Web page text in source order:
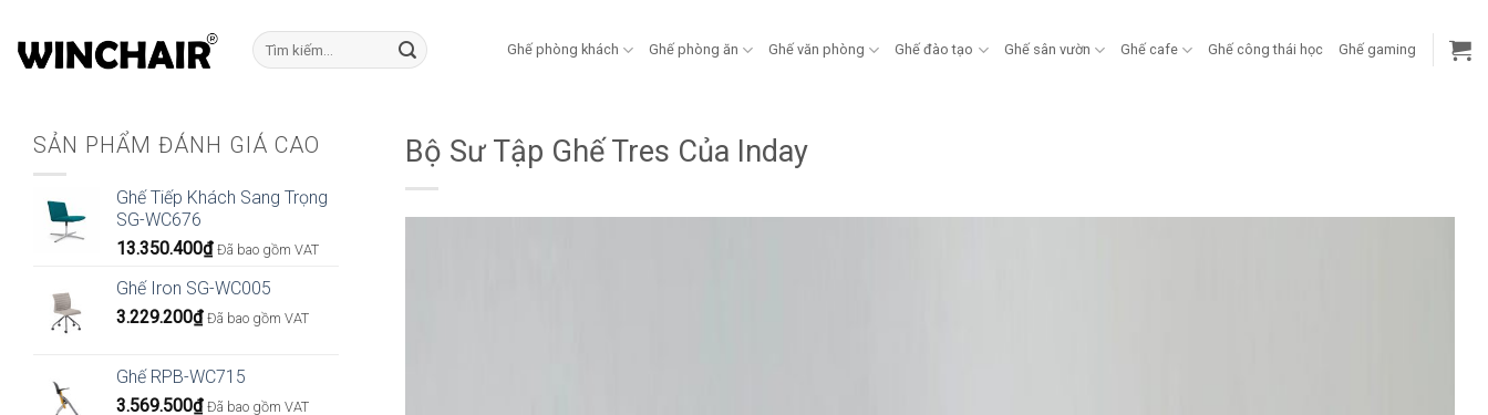
qua
Tìm
kiếm:
Ghế phòng khách Ghế phòng ăn Ghế văn phòng Ghế đào tạo Ghế sân vườn Ghế cafe Ghế công thái học Ghế gaming
SẢN PHẨM ĐÁNH GIÁ CAO
Ghế Tiếp Khách Sang Trọng
SG-WC676
13.350.400₫ Đã bao gồm VAT
Ghế Iron SG-WC005
3.229.200₫ Đã bao gồm VAT
Ghế RPB-WC715
3.569.500₫ Đã bao gồm VAT
Bộ Sư Tập Ghế Tres Của Inday